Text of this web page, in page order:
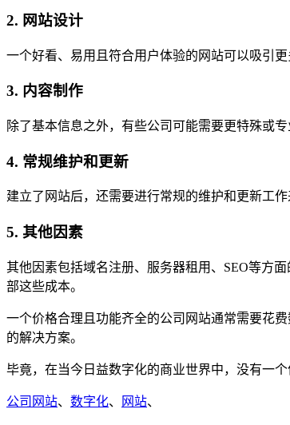
2. 网站设计
一个好看、易用且符合用户体验的网站可以吸引
3. 内容制作
除了基本信息之外，有些公司可能需要更特殊或
4. 常规维护和更新
建立了网站后，还需要进行常规的维护和更新工
5. 其他因素
其他因素包括域名注册、服务器租用、SEO等方
部这些成本。
一个价格合理且功能齐全的公司网站通常需要花
的解决方案。
毕竟，在当今日益数字化的商业世界中，没有一
公司网站、 数字化、 网站、